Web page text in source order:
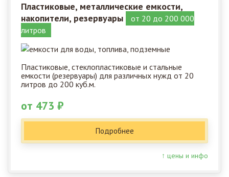
Пластиковые, металлические емкости,
накопители, резервуары
от 20 до 200 000
литров
Пластиковые, стеклопластиковые и стальные
емкости (резервуары) для различных нужд от 20
литров до 200 куб.м.
от 473 ₽
Подробнее
↑ цены и инфо